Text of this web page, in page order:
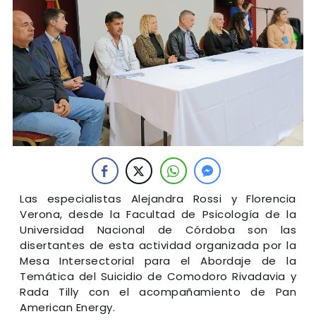
Las especialistas Alejandra Rossi y Florencia
Verona, desde la Facultad de Psicología de la
Universidad Nacional de Córdoba son las
disertantes de esta actividad organizada por la
Mesa Intersectorial para el Abordaje de la
Temática del Suicidio de Comodoro Rivadavia y
Rada Tilly con el acompañamiento de Pan
American Energy.